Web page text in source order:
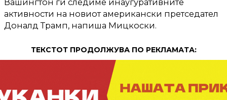
Вашингтон ги следиме инаугуративните
активности на новиот американски претседател
Доналд Трамп, напиша Мицкоски.
ТЕКСТОТ ПРОДОЛЖУВА ПО РЕКЛАМАТА: